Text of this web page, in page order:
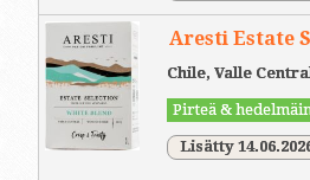
Aresti Estate
Chile, Valle
Pirteä &
Lisätty